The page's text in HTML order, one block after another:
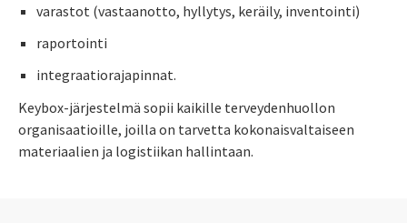
varastot (vastaanotto, hyllytys, keräily, inventointi)
raportointi
integraatiorajapinnat.
Keybox-järjestelmä sopii kaikille terveydenhuollon
organisaatioille, joilla on tarvetta kokonaisvaltaiseen
materiaalien ja logistiikan hallintaan.